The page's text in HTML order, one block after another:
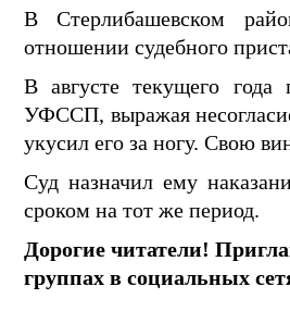
В Стерлибашевском
отношении судебного
В августе текущего года
УФССП, выражая
укусил его за ногу. Свою
Суд назначил ему
сроком на тот же период.
Дорогие читатели!
группах в социальных